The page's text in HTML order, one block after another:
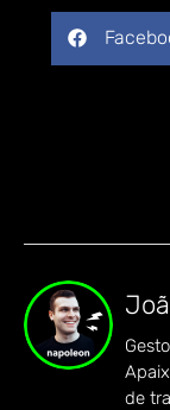
de